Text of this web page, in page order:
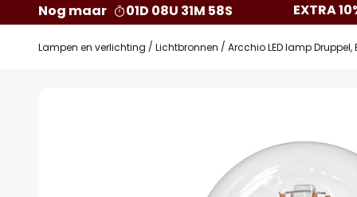
Nog maar 01D 08U 31M 57S EXTRA
Lampen en verlichting Lichtbronnen Arcchio LED lamp Druppel,